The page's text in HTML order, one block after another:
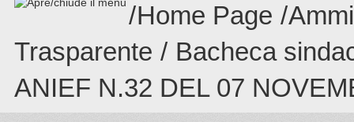
/Home Page /
Trasparente / Bacheca
ANIEF N.32 DEL 07